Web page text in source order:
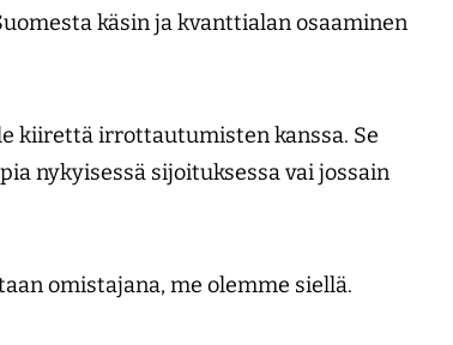
käsin ja kvanttialan osaaminen
kiirettä irrottautumisten kanssa. Se
nykyisessä sijoituksessa vai jossain
omistajana, me olemme siellä.